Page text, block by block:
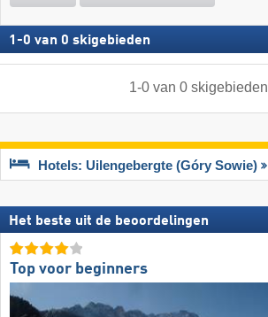
1 -0 van 0 skigebieden
1-0van 0 skigebieden
Hotels: Uilengebergte (Góry Sowie)
Het beste uit de beoordelingen
Top voor beginners